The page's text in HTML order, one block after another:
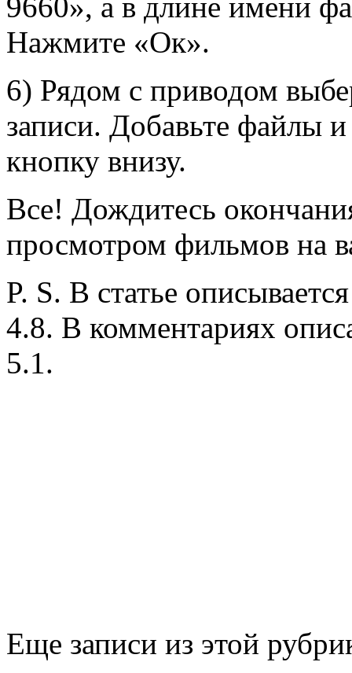
Нажмите «Ок».
6) Рядом с приводом
записи. Добавьте файлы
кнопку внизу.
Все! Дождитесь
просмотром фильмов на
P. S. В статье
4.8. В комментариях
5.1.
Еще записи из этой